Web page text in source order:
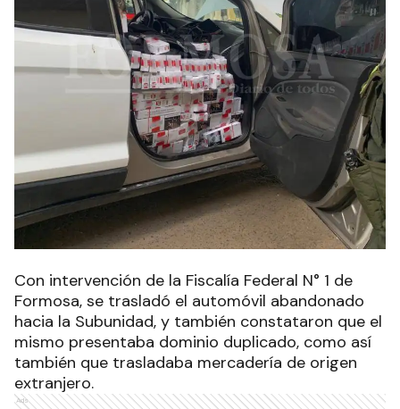
Con intervención de la Fiscalía Federal N° 1 de
Formosa, se trasladó el automóvil abandonado
hacia la Subunidad, y también constataron que el
mismo presentaba dominio duplicado, como así
también que trasladaba mercadería de origen
extranjero.
Ads